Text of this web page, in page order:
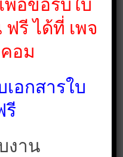
ป.2 , ป.4 และ ป.5
อขอรับใบ
รี ได้ที่ เพจ
อม
อกสารใบ
รี
งาน